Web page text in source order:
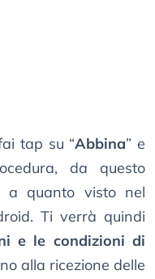
tap su “Abbina” e
da questo
a quanto visto nel
Ti verrà quindi
e le condizioni di
alla ricezione delle